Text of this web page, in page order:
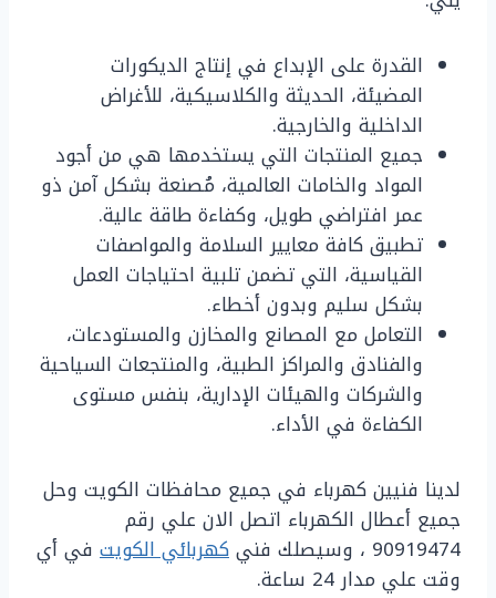
القدرة على الإبداع في إنتاج الديكورات
المضيئة، الحديثة والكلاسيكية، للأغراض
الداخلية والخارجية.
جميع المنتجات التي يستخدمها هي من أجود
المواد والخامات العالمية، مُصنعة بشكل آمن ذو
عمر افتراضي طويل، وكفاءة طاقة عالية.
تطبيق كافة معايير السلامة والمواصفات
القياسية، التي تضمن تلبية احتياجات العمل
بشكل سليم وبدون أخطاء.
التعامل مع المصانع والمخازن والمستودعات،
والفنادق والمراكز الطبية، والمنتجعات السياحية
والشركات والهيئات الإدارية، بنفس مستوى
الكفاءة في الأداء.
لدينا فنيين كهرباء في جميع محافظات الكويت وحل
جميع أعطال الكهرباء اتصل الان علي رقم
90919474 ، وسيصلك فني
كهربائي الكويت في أي
وقت علي مدار 24 ساعة.